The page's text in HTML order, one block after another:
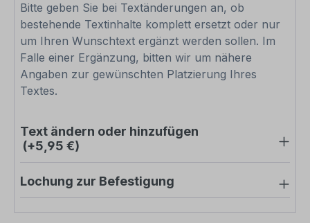
Bitte geben Sie bei Textänderungen an, ob
bestehende Textinhalte komplett ersetzt oder nur
um Ihren Wunschtext ergänzt werden sollen. Im
Falle einer Ergänzung, bitten wir um nähere
Angaben zur gewünschten Platzierung Ihres
Textes.
Text ändern oder hinzufügen
(+5,95 €)
Lochung zur Befestigung